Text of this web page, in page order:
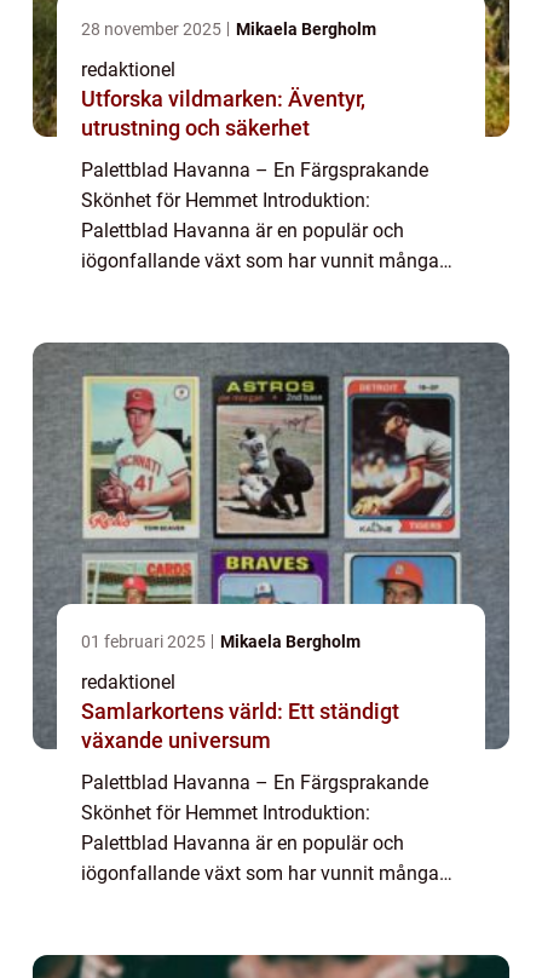
28 november 2025 Mikaela Bergholm
redaktionel
Utforska vildmarken: Äventyr,
utrustning och säkerhet
Palettblad Havanna – En Färgsprakande
Skönhet för Hemmet Introduktion:
Palettblad Havanna är en populär och
iögonfallande växt som har vunnit många
har de...
01 februari 2025 Mikaela Bergholm
redaktionel
Samlarkortens värld: Ett ständigt
växande universum
Palettblad Havanna – En Färgsprakande
Skönhet för Hemmet Introduktion:
Palettblad Havanna är en populär och
iögonfallande växt som har vunnit många
har de...